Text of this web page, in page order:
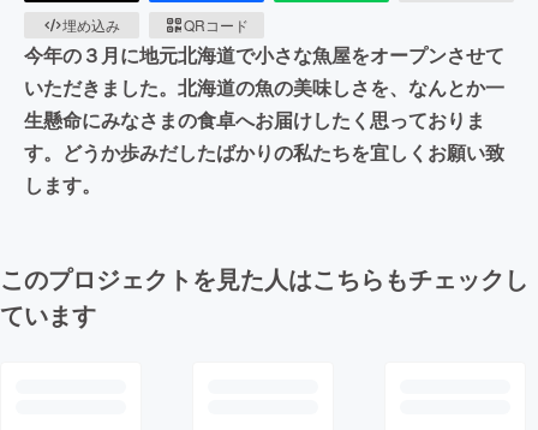
埋め込み
QRコード
今年の３月に地元北海道で小さな魚屋をオープンさせて
いただきました。北海道の魚の美味しさを、なんとか一
生懸命にみなさまの食卓へお届けしたく思っておりま
す。どうか歩みだしたばかりの私たちを宜しくお願い致
します。
このプロジェクトを見た人はこちらもチェックし
ています